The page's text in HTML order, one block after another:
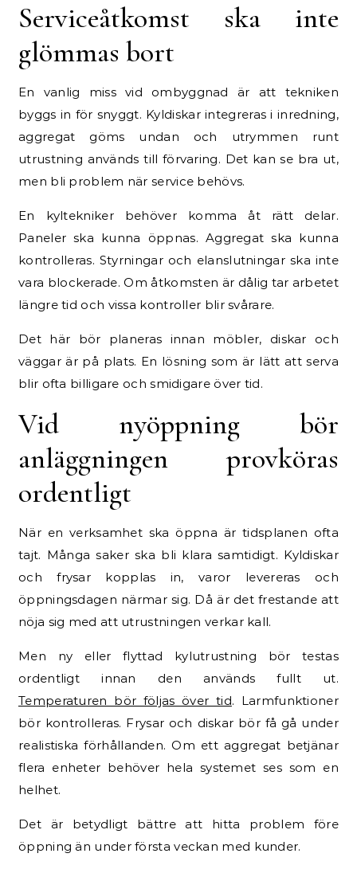
Serviceåtkomst ska inte
glömmas bort
En vanlig miss vid ombyggnad är att tekniken
byggs in för snyggt. Kyldiskar integreras i inredning,
aggregat göms undan och utrymmen runt
utrustning används till förvaring. Det kan se bra ut,
men bli problem när service behövs.
En kyltekniker behöver komma åt rätt delar.
Paneler ska kunna öppnas. Aggregat ska kunna
kontrolleras. Styrningar och elanslutningar ska inte
vara blockerade. Om åtkomsten är dålig tar arbetet
längre tid och vissa kontroller blir svårare.
Det här bör planeras innan möbler, diskar och
väggar är på plats. En lösning som är lätt att serva
blir ofta billigare och smidigare över tid.
Vid nyöppning bör
anläggningen provköras
ordentligt
När en verksamhet ska öppna är tidsplanen ofta
tajt. Många saker ska bli klara samtidigt. Kyldiskar
och frysar kopplas in, varor levereras och
öppningsdagen närmar sig. Då är det frestande att
nöja sig med att utrustningen verkar kall.
Men ny eller flyttad kylutrustning bör testas
ordentligt innan den används fullt ut.
Temperaturen bör följas över tid. Larmfunktioner
bör kontrolleras. Frysar och diskar bör få gå under
realistiska förhållanden. Om ett aggregat betjänar
flera enheter behöver hela systemet ses som en
helhet.
Det är betydligt bättre att hitta problem före
öppning än under första veckan med kunder.